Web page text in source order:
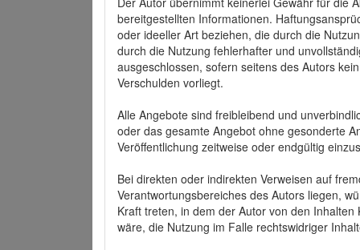
bereitgestellten Informationen.
oder ideeller Art beziehen, die durch die
durch die Nutzung fehlerhafter und
ausgeschlossen, sofern seitens des Autors
Verschulden vorliegt.
Alle Angebote sind freibleibend und
oder das gesamte Angebot ohne gesonderte
Veröffentlichung zeitweise oder endgültig
Bei direkten oder indirekten Verweisen auf
Verantwortungsbereiches des Autors liegen,
Kraft treten, in dem der Autor von den
wäre, die Nutzung im Falle rechtswidriger